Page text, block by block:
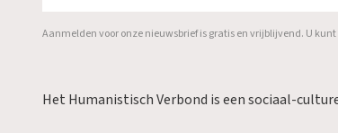
Aanmelden voor onze nieuwsbrief is gratis en vrijblijvend. U
Het Humanistisch Verbond is een sociaal-